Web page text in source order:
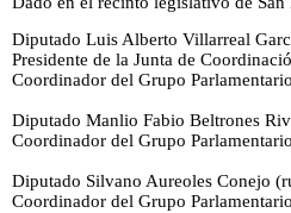
Diputado Luis Alberto Villarreal
Presidente de la Junta de
Coordinador del Grupo
Diputado Manlio Fabio Beltrones
Coordinador del Grupo
Diputado Silvano Aureoles Conejo
Coordinador del Grupo